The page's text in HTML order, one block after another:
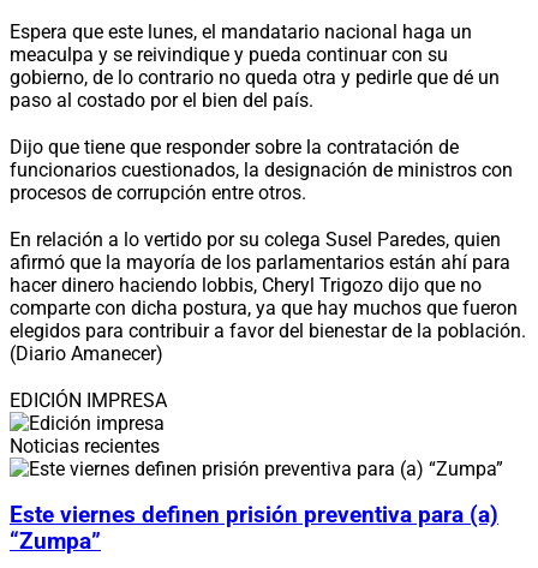
Espera que este lunes, el mandatario nacional haga un
meaculpa y se reivindique y pueda continuar con su
gobierno, de lo contrario no queda otra y pedirle que dé un
paso al costado por el bien del país.
Dijo que tiene que responder sobre la contratación de
funcionarios cuestionados, la designación de ministros con
procesos de corrupción entre otros.
En relación a lo vertido por su colega Susel Paredes, quien
afirmó que la mayoría de los parlamentarios están ahí para
hacer dinero haciendo lobbis, Cheryl Trigozo dijo que no
comparte con dicha postura, ya que hay muchos que fueron
elegidos para contribuir a favor del bienestar de la población.
(Diario Amanecer)
EDICIÓN IMPRESA
Noticias recientes
Este viernes definen prisión preventiva para (a)
“Zumpa”